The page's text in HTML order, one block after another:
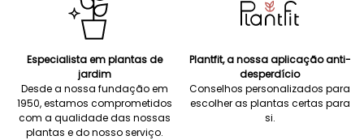
Especialista em plantas de
jardim
Desde a nossa fundação em
1950, estamos comprometidos
com a qualidade das nossas
plantas e do nosso serviço.
Plantfit, a nossa aplicação anti-
desperdício
Conselhos personalizados para
escolher as plantas certas para
si.